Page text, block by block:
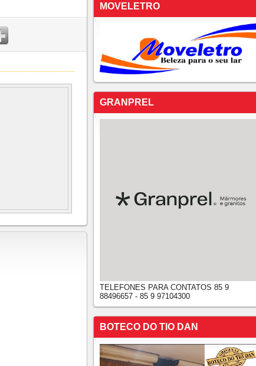
MOVELETRO
GRANPREL
TELEFONES PARA CONTATOS 85 9
88496657 - 85 9 97104300
BOTECO DO TIO DAN